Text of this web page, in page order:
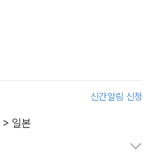
신간알림 신청
> 일본